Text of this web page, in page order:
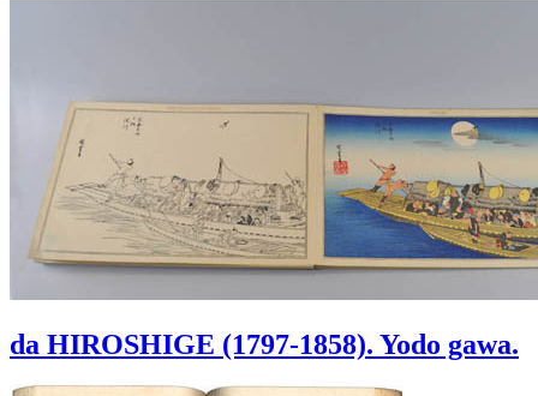
da HIROSHIGE (1797-1858). Yodo gawa.